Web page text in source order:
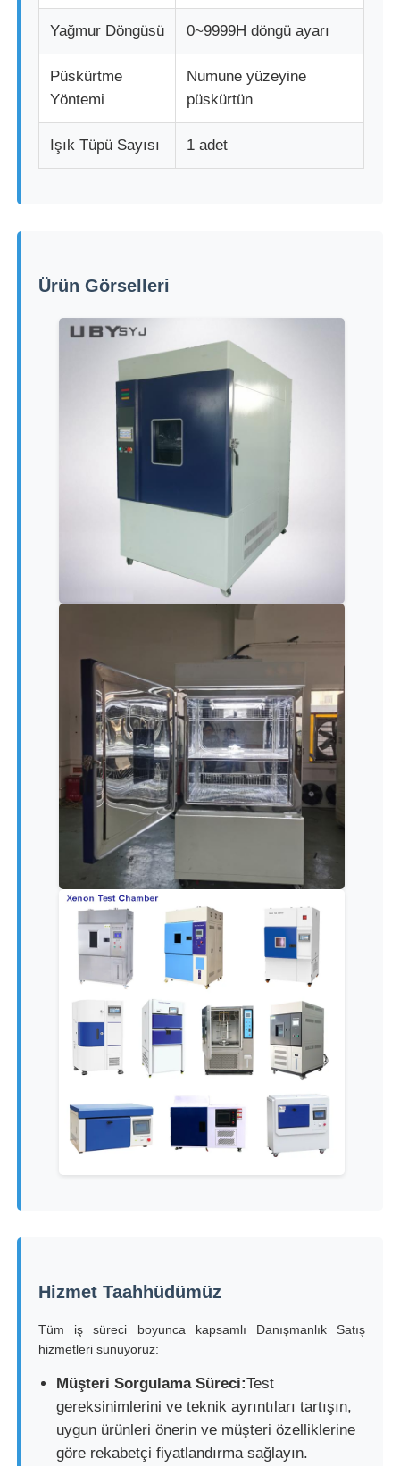
Yağmur Döngüsü 0~9999H döngü ayarı
Püskürtme
Yöntemi
Numune yüzeyine
püskürtün
Işık Tüpü Sayısı 1 adet
Ürün Görselleri
Hizmet Taahhüdümüz
Tüm iş süreci boyunca kapsamlı Danışmanlık Satış
hizmetleri sunuyoruz:
Müşteri Sorgulama Süreci:Test
gereksinimlerini ve teknik ayrıntıları tartışın,
uygun ürünleri önerin ve müşteri özelliklerine
göre rekabetçi fiyatlandırma sağlayın.